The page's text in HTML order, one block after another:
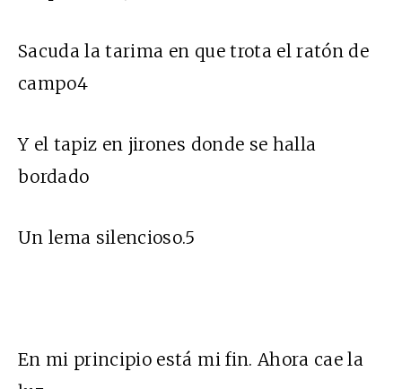
Sacuda la tarima en que trota el ratón de
campo4
Y el tapiz en jirones donde se halla
bordado
Un lema silencioso.5
En mi principio está mi fin. Ahora cae la